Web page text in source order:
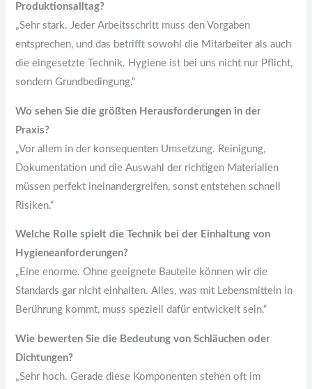
Produktionsalltag?
„Sehr stark. Jeder Arbeitsschritt muss den Vorgaben
entsprechen, und das betrifft sowohl die Mitarbeiter als auch
die eingesetzte Technik. Hygiene ist bei uns nicht nur Pflicht,
sondern Grundbedingung.“
Wo sehen Sie die größten Herausforderungen in der
Praxis?
„Vor allem in der konsequenten Umsetzung. Reinigung,
Dokumentation und die Auswahl der richtigen Materialien
müssen perfekt ineinandergreifen, sonst entstehen schnell
Risiken.“
Welche Rolle spielt die Technik bei der Einhaltung von
Hygieneanforderungen?
„Eine enorme. Ohne geeignete Bauteile können wir die
Standards gar nicht einhalten. Alles, was mit Lebensmitteln in
Berührung kommt, muss speziell dafür entwickelt sein.“
Wie bewerten Sie die Bedeutung von Schläuchen oder
Dichtungen?
„Sehr hoch. Gerade diese Komponenten stehen oft im